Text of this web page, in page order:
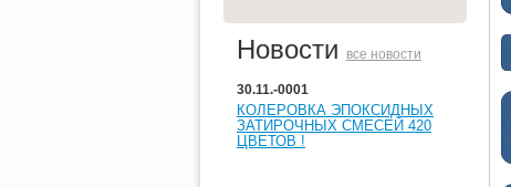
Новости все новости
30.11.-0001
КОЛЕРОВКА ЭПОКСИДНЫХ
ЗАТИРОЧНЫХ СМЕСЕЙ 420
ЦВЕТОВ !